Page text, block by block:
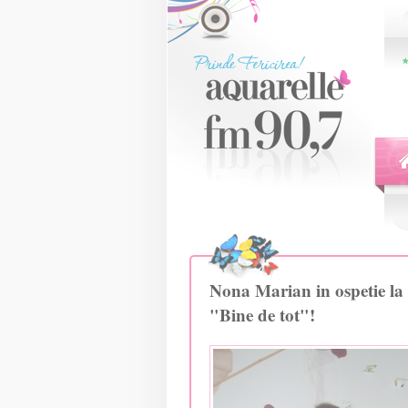
Nona Marian in ospetie la
"Bine de tot"!